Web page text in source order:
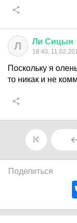
Л Ли Сицын
18:40,
Поскольку я
то никак и не
Поделиться